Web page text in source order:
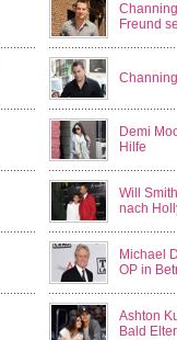
Freund
Demi
Hilfe
Will
nach
Michael
OP in
Ashton
Bald